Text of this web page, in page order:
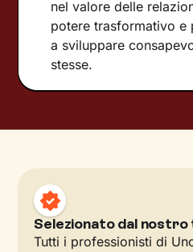
nel valore delle
potere trasformativo e
a sviluppare
stesse.
Selezionato dal nostro
Tutti i professionisti di